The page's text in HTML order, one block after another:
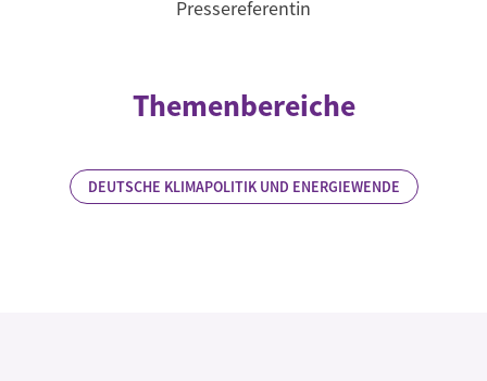
Pressereferentin
Themenbereiche
DEUTSCHE KLIMAPOLITIK UND ENERGIEWENDE